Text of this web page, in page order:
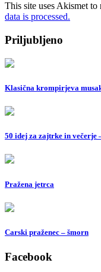
This site uses Akismet to
data is processed.
Priljubljeno
Klasična krompirjeva
50 idej za zajtrke in večerje
Pražena jetrca
Carski praženec – šmorn
Facebook